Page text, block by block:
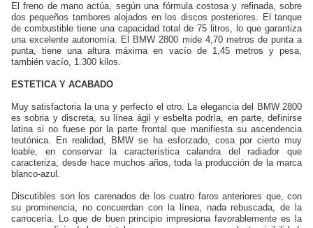
El freno de mano actúa, según una fórmula costosa y refinada, sobre
dos pequeños tambores alojados en los discos posteriores. El tanque
de combustible tiene una capacidad total de 75 litros, lo que garantiza
una excelente autonomía. El BMW 2800 mide 4,70 metros de punta a
punta, tiene una altura máxima en vacío de 1,45 metros y pesa,
también vacío, 1.300 kilos.
ESTETICA Y ACABADO
Muy satisfactoria la una y perfecto el otro. La elegancia del BMW 2800
es sobria y discreta, su línea ágil y esbelta podría, en parte, definirse
latina si no fuese por la parte frontal que manifiesta su ascendencia
teutónica. En realidad, BMW se ha esforzado, cosa por cierto muy
loable, en conservar la característica calandra del radiador que
caracteriza, desde hace muchos años, toda la producción de la marca
blanco-azul.
Discutibles son los carenados de los cuatro faros anteriores que, con
su prominencia, no concuerdan con la línea, nada rebuscada, de la
carrocería. Lo que de buen principio impresiona favorablemente es la